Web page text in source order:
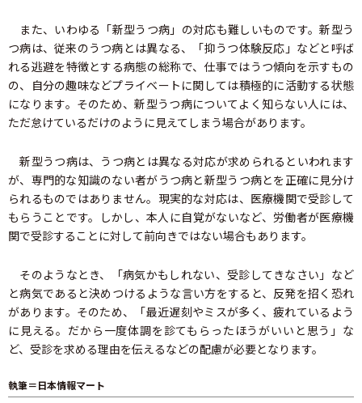
また、いわゆる「新型うつ病」の対応も難しいものです。新型う
つ病は、従来のうつ病とは異なる、「抑うつ体験反応」などと呼ば
れる逃避を特徴とする病態の総称で、仕事ではうつ傾向を示すもの
の、自分の趣味などプライベートに関しては積極的に活動する状態
になります。そのため、新型うつ病についてよく知らない人には、
ただ怠けているだけのように見えてしまう場合があります。
新型うつ病は、うつ病とは異なる対応が求められるといわれます
が、専門的な知識のない者がうつ病と新型うつ病とを正確に見分け
られるものではありません。現実的な対応は、医療機関で受診して
もらうことです。しかし、本人に自覚がないなど、労働者が医療機
関で受診することに対して前向きではない場合もあります。
そのようなとき、「病気かもしれない、受診してきなさい」など
と病気であると決めつけるような言い方をすると、反発を招く恐れ
があります。そのため、「最近遅刻やミスが多く、疲れているよう
に見える。だから一度体調を診てもらったほうがいいと思う」な
ど、受診を求める理由を伝えるなどの配慮が必要となります。
執筆＝日本情報マート